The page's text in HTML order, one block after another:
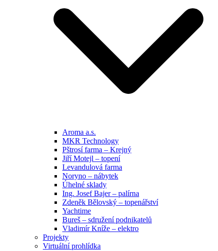
Aroma a.s.
MKR Technology
Pštrosí farma – Krejný
Jiří Motejl – topení
Levandulová farma
Noryno – nábytek
Úhelné sklady
Ing. Josef Bajer – palírna
Zdeněk Bělovský – topenářství
Yachtime
Bureš – sdružení podnikatelů
Vladimír Kníže – elektro
Projekty
Virtuální prohlídka